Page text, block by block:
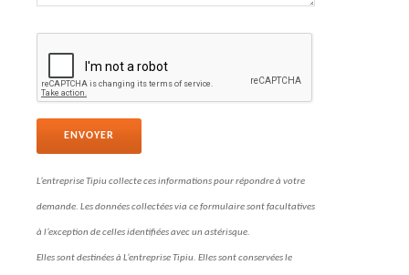
L’entreprise Tipiu collecte ces informations pour répondre à votre
demande. Les données collectées via ce formulaire sont facultatives
à l’exception de celles identifiées avec un astérisque.
Elles sont destinées à L’entreprise Tipiu. Elles sont conservées le